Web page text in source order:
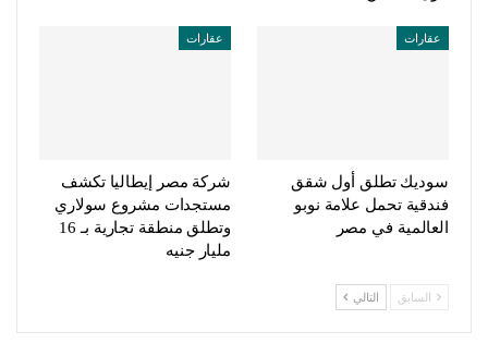
عقارات
سوديك تطلق أول شقق
فندقية تحمل علامة نوبو
العالمية في مصر
عقارات
شركة مصر إيطاليا تكشف
مستجدات مشروع سولاري
وتطلق منطقة تجارية بـ 16
مليار جنيه
السابق التالي